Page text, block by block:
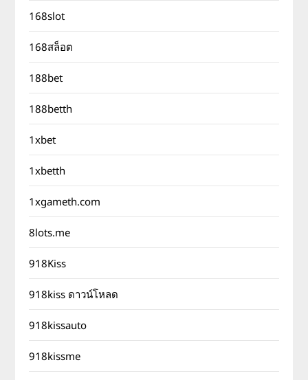
168slot
168สล็อต
188bet
188betth
1xbet
1xbetth
1xgameth.com
8lots.me
918Kiss
918kiss ดาวน์โหลด
918kissauto
918kissme